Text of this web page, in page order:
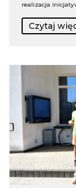
realizacja
Czytaj